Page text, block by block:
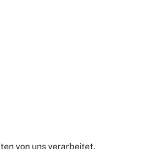
von uns verarbeitet.